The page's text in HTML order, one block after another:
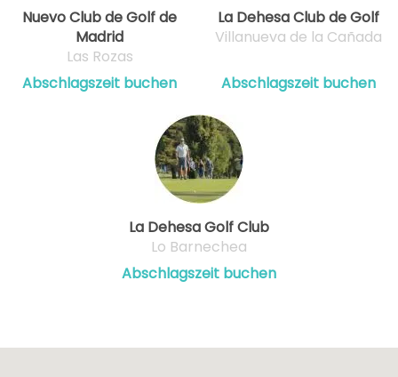
Nuevo Club de Golf de
Madrid
Las Rozas
Abschlagszeit buchen
La Dehesa Club de Golf
Villanueva de la Cañada
Abschlagszeit buchen
La Dehesa Golf Club
Lo Barnechea
Abschlagszeit buchen